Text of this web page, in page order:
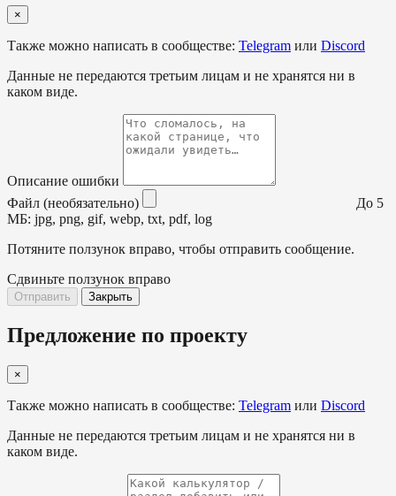
×
Также можно написать в сообществе: Telegram или Discord
Данные не передаются третьим лицам и не хранятся ни в
каком виде.
Описание ошибки
Файл (необязательно)
До 5
МБ: jpg, png, gif, webp, txt, pdf, log
Потяните ползунок вправо, чтобы отправить сообщение.
Сдвиньте ползунок вправо
Отправить Закрыть
Предложение по проекту
×
Также можно написать в сообществе: Telegram или Discord
Данные не передаются третьим лицам и не хранятся ни в
каком виде.